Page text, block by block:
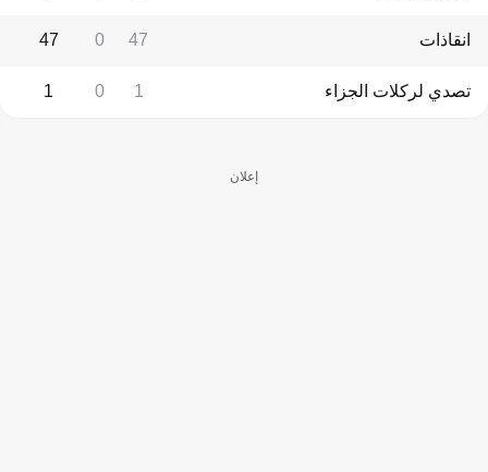
انقاذات 47
0
47
تصدي لركلات الجزاء 1
0
1
إعلان